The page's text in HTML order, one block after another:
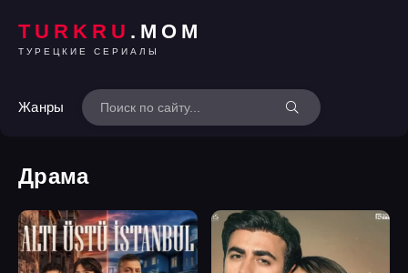
TURKRU .MOM
ТУРЕЦКИЕ СЕРИАЛЫ
Жанры
Драма